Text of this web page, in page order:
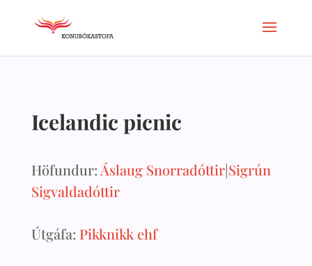
Icelandic picnic
Höfundur: Áslaug Snorradóttir|Sigrún
Sigvaldadóttir
Útgáfa: Pikknikk ehf